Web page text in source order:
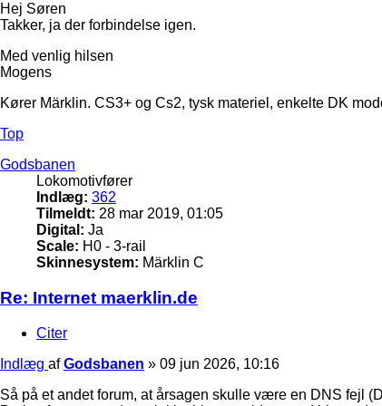
Hej Søren
Takker, ja der forbindelse igen.
Med venlig hilsen
Mogens
Kører Märklin. CS3+ og Cs2, tysk materiel, enkelte DK
Top
Godsbanen
Lokomotivfører
Indlæg: 362
Tilmeldt: 28 mar 2019, 01:05
Digital: Ja
Scale: H0 - 3-rail
Skinnesystem: Märklin C
Re: Internet maerklin.de
Citer
Indlæg afGodsbanen » 09 jun 2026, 10:16
Så på et andet forum, at årsagen skulle være en DNS fejl